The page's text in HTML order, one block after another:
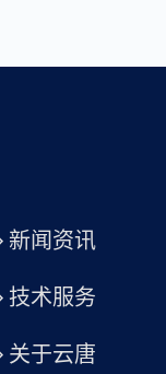
新闻资讯
技术服务
关于云唐